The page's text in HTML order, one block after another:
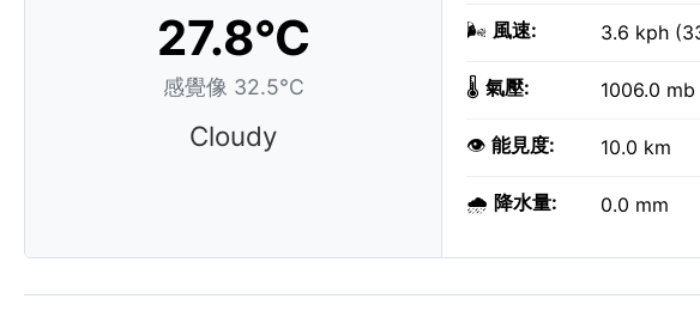
27.8°C
感覺像 32.5°C
Cloudy
🌬️ 風速: 3.6 kph
🌡️ 氣壓: 1006.0 mb
👁️ 能見度: 10.0 km
🌧️ 降水量: 0.0 mm